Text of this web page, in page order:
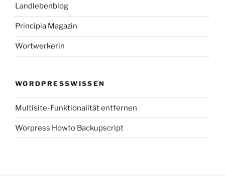
Landlebenblog
Principia Magazin
Wortwerkerin
WORDPRESSWISSEN
Multisite-Funktionalität entfernen
Worpress Howto Backupscript